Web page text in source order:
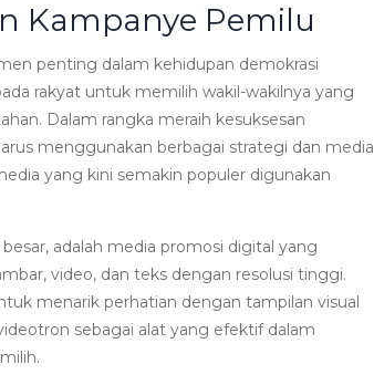
Kampanye Pemilu
penting dalam kehidupan demokrasi
rakyat untuk memilih wakil-wakilnya yang
Dalam rangka meraih kesuksesan
menggunakan berbagai strategi dan media
yang kini semakin populer digunakan
adalah media promosi digital yang
video, dan teks dengan resolusi tinggi.
menarik perhatian dengan tampilan visual
sebagai alat yang efektif dalam